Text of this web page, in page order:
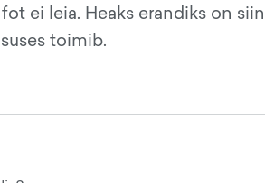
ei leia. Heaks erandiks on
toimib.